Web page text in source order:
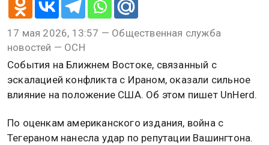
17 мая 2026, 13:57 — Общественная служба
новостей — ОСН
События на Ближнем Востоке, связанный с
эскалацией конфликта с Ираном, оказали сильное
влияние на положение США. Об этом пишет UnHerd.
По оценкам американского издания, война с
Тегераном нанесла удар по репутации Вашингтона.